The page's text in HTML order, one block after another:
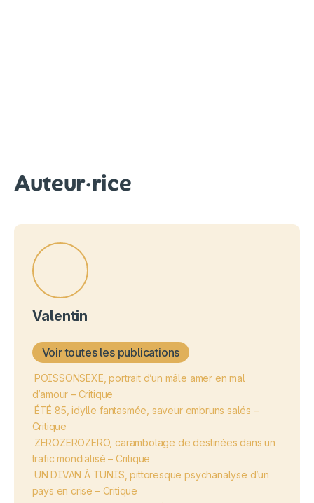
Auteur·rice
Valentin
Voir toutes les publications
POISSONSEXE, portrait d’un mâle amer en mal
d’amour – Critique
ÉTÉ 85, idylle fantasmée, saveur embruns salés –
Critique
ZEROZEROZERO, carambolage de destinées dans un
trafic mondialisé – Critique
UN DIVAN À TUNIS, pittoresque psychanalyse d’un
pays en crise – Critique